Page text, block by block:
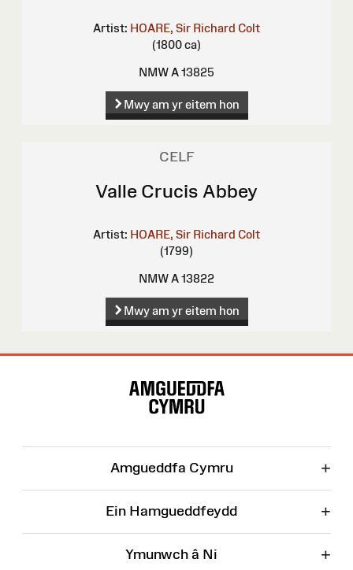
Artist: HOARE, Sir Richard Colt
(1800 ca)
NMW A 13825
Mwy am yr eitem hon
CELF
Valle Crucis Abbey
Artist: HOARE, Sir Richard Colt
(1799)
NMW A 13822
Mwy am yr eitem hon
Amgueddfa Cymru +
Ein Hamgueddfeydd +
Ymunwch â Ni +